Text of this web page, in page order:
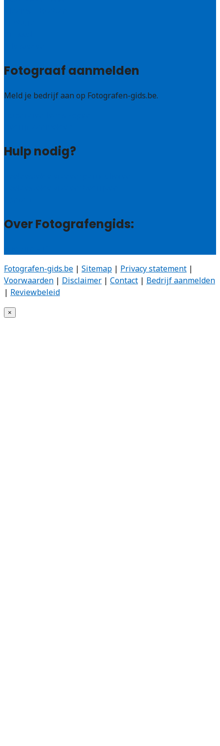
Fotograaf aanmelden
Meld je bedrijf aan op Fotografen-gids.be.
Hulp nodig?
Over Fotografengids:
Fotografen-gids.be | Sitemap | Privacy statement |
Voorwaarden | Disclaimer | Contact | Bedrijf aanmelden
| Reviewbeleid
×